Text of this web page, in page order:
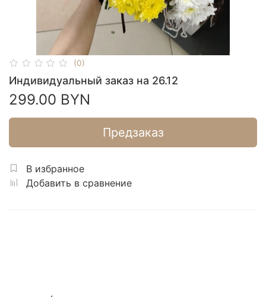
(0)
Индивидуальный заказ на 26.12
299.00 BYN
Предзаказ
В избранное
Добавить в сравнение